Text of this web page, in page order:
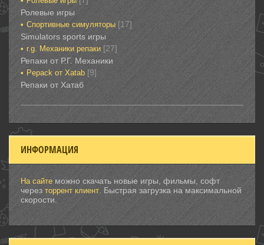
Ролевые игры‎‎‎‎‎‎
Спортивные‎ симуляторы [17]
Simulators sports игры
r.g. Механики репаки [27]
Репаки от Р.Г. Механики
Рepack от Xatab [9]
Репаки от Хатаб
ИНФОРМАЦИЯ
На сайте можно скачать новые игры, фильмы, софт
через торрент клиент . Быстрая загрузка на максимальной
скорости.